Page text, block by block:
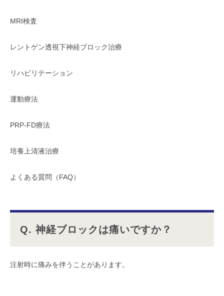
MRI検査
レントゲン透視下神経ブロック治療
リハビリテーション
運動療法
PRP-FD療法
培養上清液治療
よくある質問（FAQ）
Q. 神経ブロックは痛いですか？
注射時に痛みを伴うことがあります。